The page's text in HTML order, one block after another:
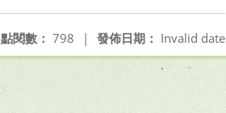
發佈日期： Invalid date
點閱數： 798 |